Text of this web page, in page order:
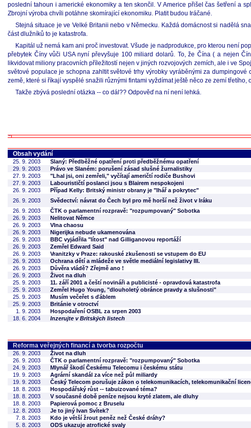
poslední tahoun i americké ekonomiky a ten skončil. V Americe přišel čas šetření a
Zbrojní výroba chvíli potáhne skomírající ekonomiku. Platit budou Iráčané.
Stejná situace je ve Velké Britanii nebo v Německu. Každá domácnost si nadělá
část dlužníků to je katastrofa.
Kapitál už nemá kam ani proč investovat. Všude je nadprodukce, pro kterou není
přebytek Číny vůči USA nyní převyšuje 100 miliard dolarů. To, že Čína ( a nejen
likvidovat miliony pracovních příležitostí nejen v jiných rozvojových zemích, ale i ve
světové populace je schopna zahltit světové trhy výrobky vyráběnými za
země, které si říkají vyspělé snažili různými fintami vyždímat ještě něco ze zemí
Takže zbývá poslední otázka -- co dál?? Odpověď na ní není lehká.
Obsah vydání
25. 9. 2003 Slaný: Předběžné opatření proti předběžnému opatření
29. 9. 2003
Právo ve Slaném: porušení zásad slušné žurnalistiky
27. 9. 2003
"Lhal jsi, oni zemřeli," vyčítají američtí rodiče Bushovi
27. 9. 2003
Labourističtí poslanci jsou s Blairem nespokojeni
26. 9. 2003
Případ Kelly: Britský ministr obrany je "lhář a pokrytec"
26. 9. 2003
Svědectví: návrat do Čech byl pro mě horší než život v Iráku
26. 9. 2003
ČTK o parlamentní rozpravě: "rozpumpovaný" Sobotka
26. 9. 2003
Nelitovat Němce
26. 9. 2003
Vlna chaosu
26. 9. 2003
Nigerijka nebude ukamenována
26. 9. 2003
BBC vyjádřila "lítost" nad Gilliganovou reportáží
26. 9. 2003
Zemřel Edward Said
26. 9. 2003
Vranitzky v Praze: rakouské zkušenosti se vstupem do EU
26. 9. 2003
Ochrana dětí a mládeže ve světle mediální legislativy III.
26. 9. 2003
Důvěra vládě? Zřejmě ano !
26. 9. 2003
Život na dluh
25. 9. 2003
11. září 2001 a čeští novináři a publicisté - opravdová katastrofa
25. 9. 2003
Zemřel Hugo Young, "dlouholetý obránce pravdy a slušnosti"
25. 9. 2003
Musím večeřet s ďáblem
25. 9. 2003
Británie v otroctví
1. 9. 2003
Hospodaření OSBL za srpen 2003
18. 6. 2004
Inzerujte v Britských listech
Reforma veřejných financí a tvorba rozpočtu
26. 9. 2003 Život na dluh
26. 9. 2003
ČTK o parlamentní rozpravě: "rozpumpovaný" Sobotka
24. 9. 2003
Mlynář škodí Českému Telecomu i českému státu
19. 9. 2003
Agrární skandál za více než půl miliardy
19. 9. 2003
Český Telecom porušuje zákon o telekomunikacích, telekomunikační
18. 8. 2003
Hospodářský růst -- tabuizované téma?
18. 8. 2003
V současné době peníze nejsou kryté zlatem, ale dluhy
18. 8. 2003
Papierová pomoc z Bruselu
12. 8. 2003
Je to jiný Ivan Svítek?
7. 8. 2003
Kdo je větší žrout peněz než České dráhy?
5. 8. 2003
ODS ukazuje atrofické svaly